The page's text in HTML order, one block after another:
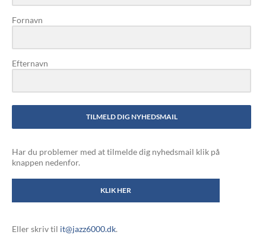
Fornavn
Efternavn
TILMELD DIG NYHEDSMAIL
Har du problemer med at tilmelde dig nyhedsmail klik på
knappen nedenfor.
KLIK HER
Eller skriv til it@jazz6000.dk.